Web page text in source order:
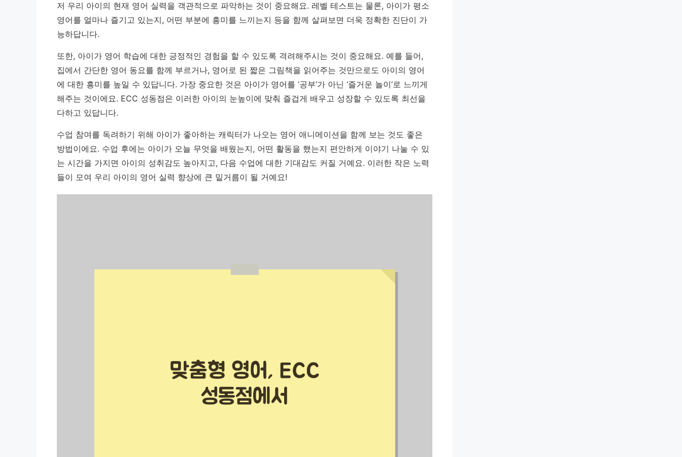
저 우리 아이의 현재 영어 실력을 객관적으로 파악하는 것이 중요해요. 레벨 테스트는 물론, 아이가 평소
영어를 얼마나 즐기고 있는지, 어떤 부분에 흥미를 느끼는지 등을 함께 살펴보면 더욱 정확한 진단이 가
능하답니다.
또한, 아이가 영어 학습에 대한 긍정적인 경험을 할 수 있도록 격려해주시는 것이 중요해요. 예를 들어,
집에서 간단한 영어 동요를 함께 부르거나, 영어로 된 짧은 그림책을 읽어주는 것만으로도 아이의 영어
에 대한 흥미를 높일 수 있답니다. 가장 중요한 것은 아이가 영어를 ‘공부’가 아닌 ‘즐거운 놀이’로 느끼게
해주는 것이에요. ECC 성동점은 이러한 아이의 눈높이에 맞춰 즐겁게 배우고 성장할 수 있도록 최선을
다하고 있답니다.
수업 참여를 독려하기 위해 아이가 좋아하는 캐릭터가 나오는 영어 애니메이션을 함께 보는 것도 좋은
방법이에요. 수업 후에는 아이가 오늘 무엇을 배웠는지, 어떤 활동을 했는지 편안하게 이야기 나눌 수 있
는 시간을 가지면 아이의 성취감도 높아지고, 다음 수업에 대한 기대감도 커질 거예요. 이러한 작은 노력
들이 모여 우리 아이의 영어 실력 향상에 큰 밑거름이 될 거예요!